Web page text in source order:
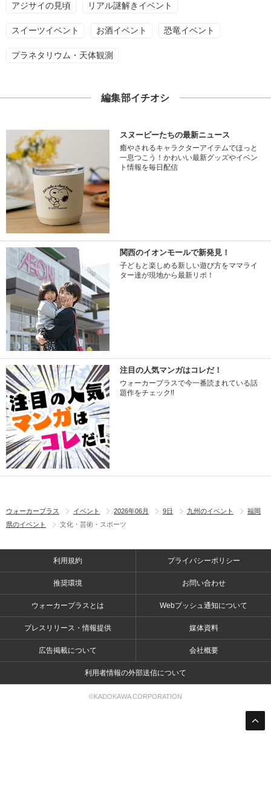
アジサイの見頃 リアル謎解きイベント
スイーツイベント お酒イベント 恐竜イベント
プラネタリウム・天体観測
編集部イチオシ
スヌーピーたちの最新ニュース
癒やされるキャラクターアイテムでほっと
一息つこう！かわいい最新グッズやイベン
ト情報を毎日配信
関西のイオンモールで新発見！
子どもと楽しめる新しい遊び方をママライ
ター達が現地から最新リポ！
注目の人気マンガはコレだ！
ウォーカープラスで今一番読まれている話
題作をチェック!!
ウォーカープラス イベント 2026年06月 9日 九州のイベント
福岡
県のイベント
文化・芸術・スポーツ
利用規約 プライバシーポリシー
推奨環境 お問い合わせ
ウォーカープラスとは Webプッシュ通知について
プレスリリース・情報提供 媒体資料
広告掲載について 会社概要
利用者情報の外部送信について
©KADOKAWA CORPORATION